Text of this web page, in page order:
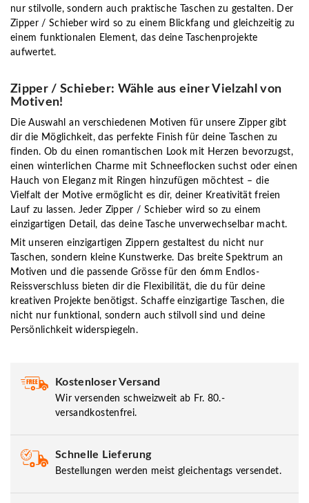
nur stilvolle, sondern auch praktische Taschen zu gestalten. Der
Zipper / Schieber wird so zu einem Blickfang und gleichzeitig zu
einem funktionalen Element, das deine Taschenprojekte
aufwertet.
Zipper / Schieber: Wähle aus einer Vielzahl von
Motiven!
Die Auswahl an verschiedenen Motiven für unsere Zipper gibt
dir die Möglichkeit, das perfekte Finish für deine Taschen zu
finden. Ob du einen romantischen Look mit Herzen bevorzugst,
einen winterlichen Charme mit Schneeflocken suchst oder einen
Hauch von Eleganz mit Ringen hinzufügen möchtest – die
Vielfalt der Motive ermöglicht es dir, deiner Kreativität freien
Lauf zu lassen. Jeder Zipper / Schieber wird so zu einem
einzigartigen Detail, das deine Tasche unverwechselbar macht.
Mit unseren einzigartigen Zippern gestaltest du nicht nur
Taschen, sondern kleine Kunstwerke. Das breite Spektrum an
Motiven und die passende Grösse für den 6mm Endlos-
Reissverschluss bieten dir die Flexibilität, die du für deine
kreativen Projekte benötigst. Schaffe einzigartige Taschen, die
nicht nur funktional, sondern auch stilvoll sind und deine
Persönlichkeit widerspiegeln.
Kostenloser Versand
Wir versenden schweizweit ab Fr. 80.-
versandkostenfrei.
Schnelle Lieferung
Bestellungen werden meist gleichentags versendet.